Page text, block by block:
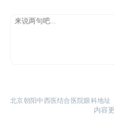
北京朝阳中西医结合医院眼科地址
内容